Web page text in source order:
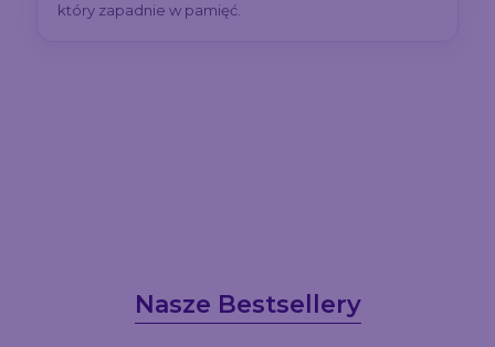
który zapadnie w pamięć.
Nasze Bestsellery